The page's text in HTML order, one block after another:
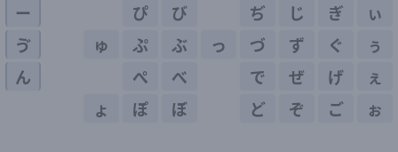
ー
ぴ び ぢ じ ぎ
ぃ
ゔ
ゅ ぷ ぶ っ づ ず ぐ
ぅ
ん
ぺ べ で ぜ げ
ぇ
ょ
ぽ ぼ ど ぞ ご ぉ